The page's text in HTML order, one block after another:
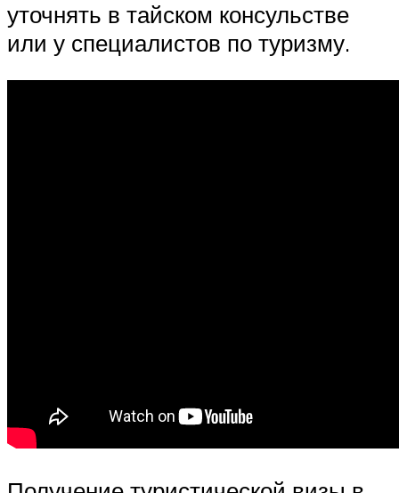
уточнять в тайском консульстве
или у специалистов по туризму.